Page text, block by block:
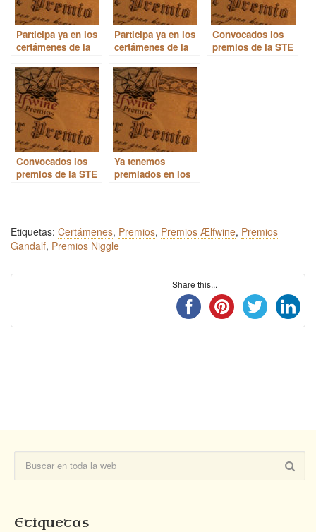
Participa ya en los
certámenes de la
Participa ya en los
certámenes de la
Convocados los
premios de la STE
Convocados los
premios de la STE
Ya tenemos
premiados en los
Etiquetas: Certámenes, Premios, Premios Ælfwine, Premios
Gandalf, Premios Niggle
Share this...
Etiquetas